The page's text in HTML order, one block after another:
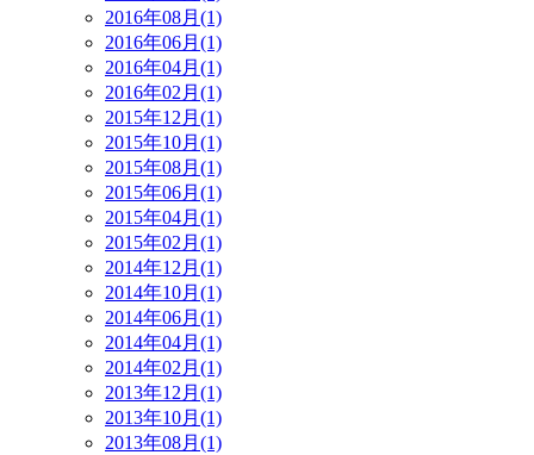
2016年08月(1)
2016年06月(1)
2016年04月(1)
2016年02月(1)
2015年12月(1)
2015年10月(1)
2015年08月(1)
2015年06月(1)
2015年04月(1)
2015年02月(1)
2014年12月(1)
2014年10月(1)
2014年06月(1)
2014年04月(1)
2014年02月(1)
2013年12月(1)
2013年10月(1)
2013年08月(1)